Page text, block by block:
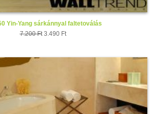
Yin-Yang sárkánnyal faltetoválás
7.200 Ft3.490 Ft